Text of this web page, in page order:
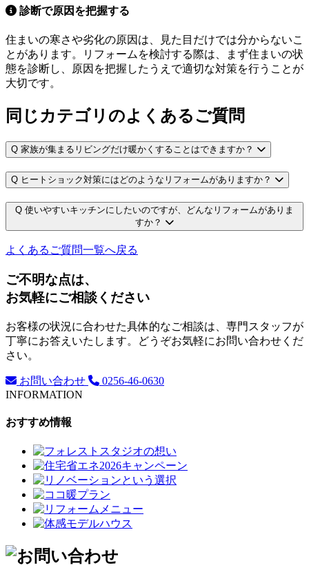
診断で原因を把握する
住まいの寒さや劣化の原因は、見た目だけでは分からないこ
とがあります。リフォームを検討する際は、まず住まいの状
態を診断し、原因を把握したうえで適切な対策を行うことが
大切です。
同じカテゴリのよくあるご質問
Q 家族が集まるリビングだけ暖かくすることはできますか？
Q ヒートショック対策にはどのようなリフォームがありますか？
Q 使いやすいキッチンにしたいのですが、どんなリフォームがありま
すか？
よくあるご質問一覧へ戻る
ご不明な点は、
お気軽にご相談ください
お客様の状況に合わせた具体的なご相談は、専門スタッフが
丁寧にお答えいたします。どうぞお気軽にお問い合わせくだ
さい。
お問い合わせ
0256-46-0630
INFORMATION
おすすめ情報